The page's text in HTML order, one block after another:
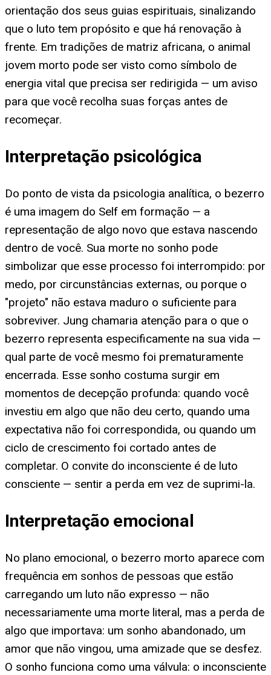
orientação dos seus guias espirituais, sinalizando
que o luto tem propósito e que há renovação à
frente. Em tradições de matriz africana, o animal
jovem morto pode ser visto como símbolo de
energia vital que precisa ser redirigida — um aviso
para que você recolha suas forças antes de
recomeçar.
Interpretação psicológica
Do ponto de vista da psicologia analítica, o bezerro
é uma imagem do Self em formação — a
representação de algo novo que estava nascendo
dentro de você. Sua morte no sonho pode
simbolizar que esse processo foi interrompido: por
medo, por circunstâncias externas, ou porque o
"projeto" não estava maduro o suficiente para
sobreviver. Jung chamaria atenção para o que o
bezerro representa especificamente na sua vida —
qual parte de você mesmo foi prematuramente
encerrada. Esse sonho costuma surgir em
momentos de decepção profunda: quando você
investiu em algo que não deu certo, quando uma
expectativa não foi correspondida, ou quando um
ciclo de crescimento foi cortado antes de
completar. O convite do inconsciente é de luto
consciente — sentir a perda em vez de suprimi-la.
Interpretação emocional
No plano emocional, o bezerro morto aparece com
frequência em sonhos de pessoas que estão
carregando um luto não expresso — não
necessariamente uma morte literal, mas a perda de
algo que importava: um sonho abandonado, um
amor que não vingou, uma amizade que se desfez.
O sonho funciona como uma válvula: o inconsciente